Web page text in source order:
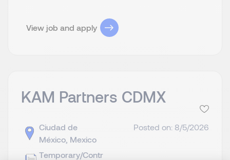
View job and apply
KAM Partners CDMX
Ciudad de
México, Mexico
Temporary/Contr
Posted on: 8/5/2026